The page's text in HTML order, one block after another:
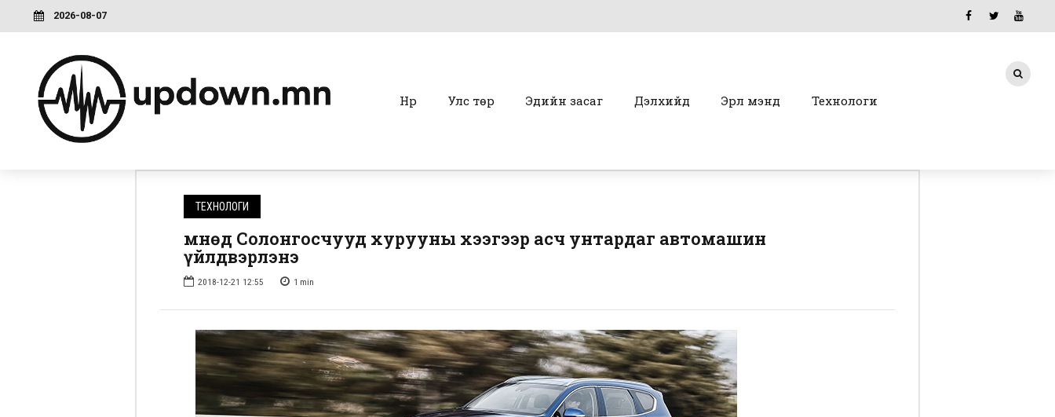
2026-08-07
Нүүр Улс төр Эдийн засаг Дэлхийд Эрүүл мэнд Технологи
ТЕХНОЛОГИ
Өмнөд Солонгосчууд хурууны хээгээр асч унтардаг автомашин
үйлдвэрлэнэ
2018-12-21 12:55 1 min